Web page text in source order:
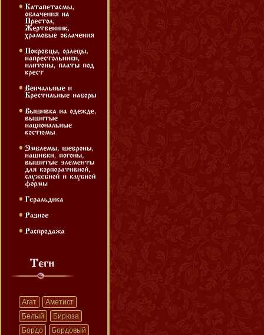
Агат
Аметист
Белый
Бирюза
Бордо
Бордовый